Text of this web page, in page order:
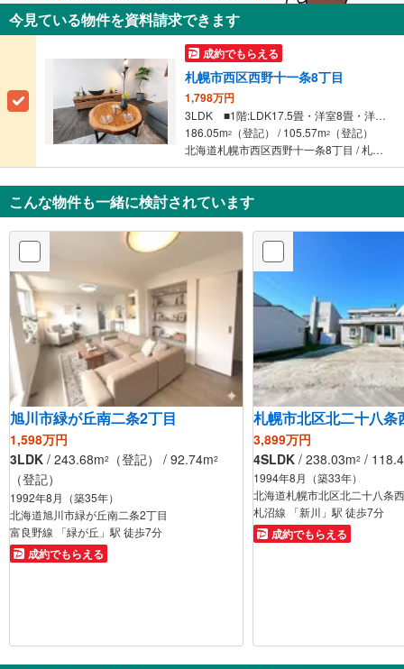
今見ている物件を資料請求できます
成約でもらえる
札幌市西区西野十一条8丁目
1,798万円
3LDK ■1階:LDK17.5畳・洋室8畳・洋室7.5畳・洋室7.5畳
186.05m2 （登記） / 105.57m2
（登記）
北海道札幌市西区西野十一条8丁目 / 札幌市営地下鉄東西線 「宮の沢」駅 徒歩42分
こんな物件も一緒に検討されています
旭川市緑が丘南二条2丁目
1,598万円
3LDK / 243.68m2 （登記） / 92.74m2
（登記）
1992年8月（築35年）
北海道旭川市緑が丘南二条2丁目
富良野線 「緑が丘」駅 徒歩7分
成約でもらえる
札幌市北区北二十八条
3,899万円
4SLDK / 238.03m2 /
1994年8月（築33年）
北海道札幌市北区北二十八条
札沼線 「新川」駅 徒歩7分
成約でもらえる